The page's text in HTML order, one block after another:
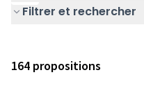
Filtrer et rechercher
164 propositions